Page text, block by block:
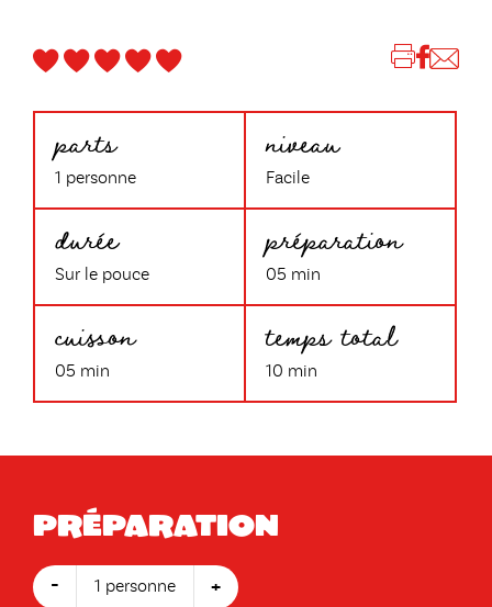
parts
1 personne
niveau
Facile
durée
Sur le pouce
préparation
05 min
cuisson
05 min
temps total
10 min
Préparation
- 1 personne +